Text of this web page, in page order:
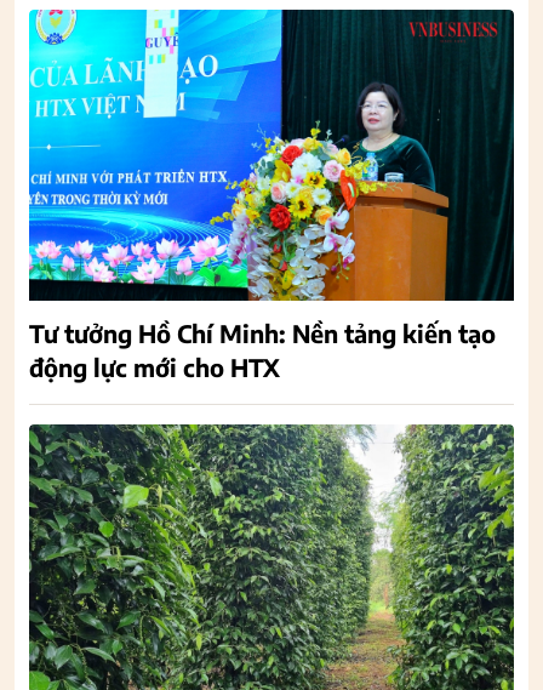
Tư tưởng Hồ Chí Minh: Nền tảng kiến tạo
động lực mới cho HTX